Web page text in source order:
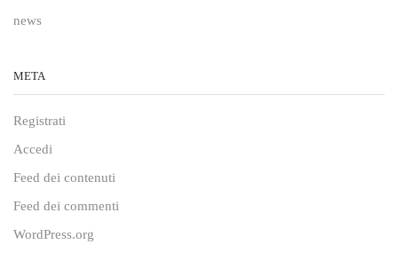
news
META
Registrati
Accedi
Feed dei contenuti
Feed dei commenti
WordPress.org